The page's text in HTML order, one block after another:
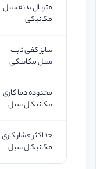
متریال بدنه سیل
مکانیکی
سایز کفی ثابت
سیل مکانیکی
محدوده دما کاری
مکانیکال سیل
حداکثر فشار کاری
مکانیکال سیل